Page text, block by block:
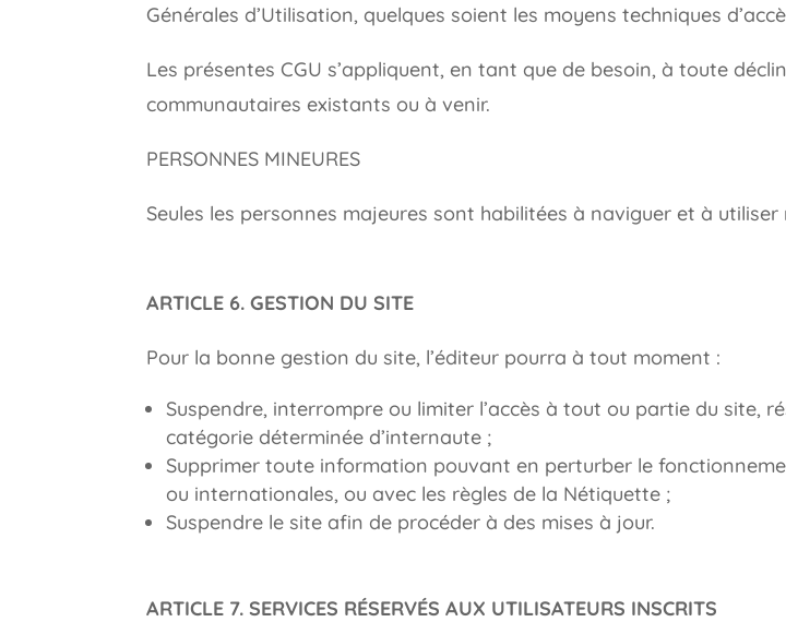
Générales d’Utilisation, quelques soient les moyens techniques
Les présentes CGU s’appliquent, en tant que de besoin, à toute
communautaires existants ou à venir.
PERSONNES MINEURES
Seules les personnes majeures sont habilitées à naviguer et à
ARTICLE 6. GESTION DU SITE
Pour la bonne gestion du site, l’éditeur pourra à tout moment :
Suspendre, interrompre ou limiter l’accès à tout ou partie du site,
catégorie déterminée d’internaute ;
Supprimer toute information pouvant en perturber le
ou internationales, ou avec les règles de la Nétiquette ;
Suspendre le site afin de procéder à des mises à jour.
ARTICLE 7. SERVICES RÉSERVÉS AUX UTILISATEURS INSCRITS